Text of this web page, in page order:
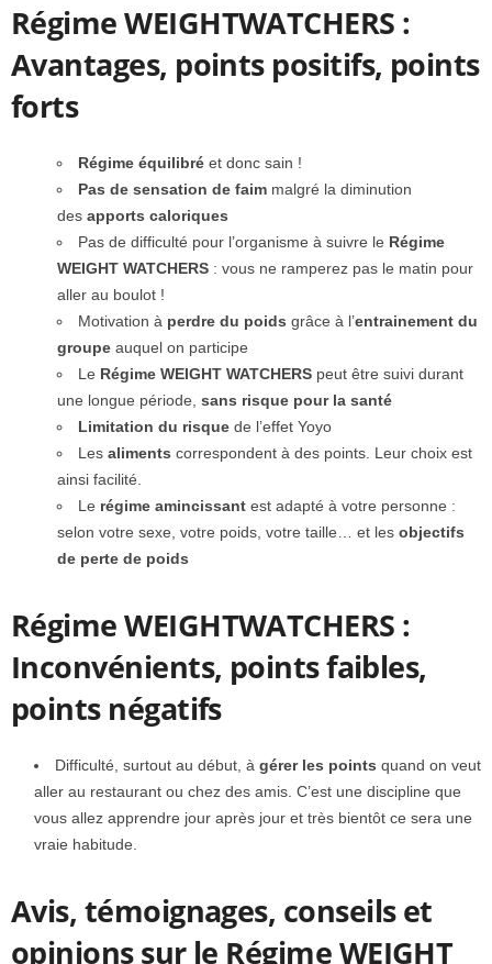
Régime WEIGHTWATCHERS :
Avantages, points positifs, points
forts
Régime équilibré et donc sain !
Pas de sensation de faim malgré la diminution
des apports caloriques
Pas de difficulté pour l’organisme à suivre le Régime
WEIGHT WATCHERS : vous ne ramperez pas le matin pour
aller au boulot !
Motivation à perdre du poids grâce à l’entrainement du
groupe auquel on participe
Le Régime WEIGHT WATCHERS peut être suivi durant
une longue période, sans risque pour la santé
Limitation du risque de l’effet Yoyo
Les aliments correspondent à des points. Leur choix est
ainsi facilité.
Le régime amincissant est adapté à votre personne :
selon votre sexe, votre poids, votre taille… et les objectifs
de perte de poids
Régime WEIGHTWATCHERS :
Inconvénients, points faibles,
points négatifs
Difficulté, surtout au début, à gérer les points quand on veut
aller au restaurant ou chez des amis. C’est une discipline que
vous allez apprendre jour après jour et très bientôt ce sera une
vraie habitude.
Avis, témoignages, conseils et
opinions sur le Régime WEIGHT